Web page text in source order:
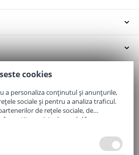
Oradea, Jud. Bihor
cookies
a personaliza conținutul și anunțurile,
sociale și pentru a analiza traficul.
de rețele sociale, de
cu privire la modul în care
le pot combina cu alte informații